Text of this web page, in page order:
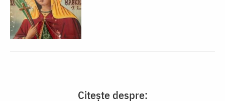
Citește despre: